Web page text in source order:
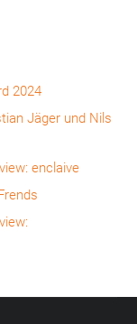
2024
Jäger und Nils
enclaive